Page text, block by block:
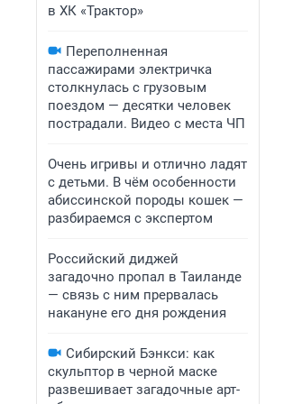
в ХК «Трактор»
Переполненная
пассажирами электричка
столкнулась с грузовым
поездом — десятки человек
пострадали. Видео с места ЧП
Очень игривы и отлично ладят
с детьми. В чём особенности
абиссинской породы кошек —
разбираемся с экспертом
Российский диджей
загадочно пропал в Таиланде
— связь с ним прервалась
накануне его дня рождения
Сибирский Бэнкси: как
скульптор в черной маске
развешивает загадочные арт-